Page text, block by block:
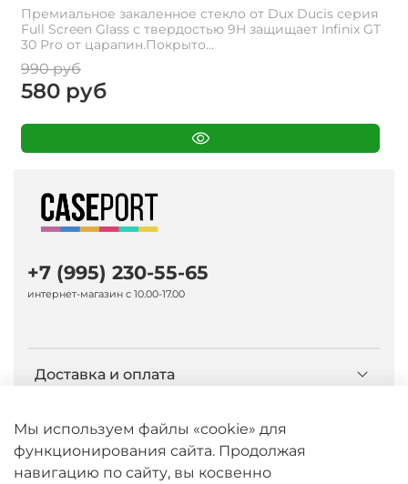
Премиальное закаленное стекло от Dux Ducis серия
Full Screen Glass с твердостью 9H защищает Infinix GT
30 Pro от царапин.Покрыто...
990 руб
580 руб
Доставка и оплата
О компании Caseport
Бренд Nillkin
+7 (995) 230-55-65
интернет-магазин с 10.00-17.00
Мы используем файлы «cookie» для
функционирования сайта. Продолжая
навигацию по сайту, вы косвенно